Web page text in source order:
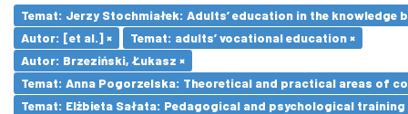
Temat: Jerzy Stochmiałek: Adults’ education in the knowledge
Autor: [et al.] ×
Temat: adults’ vocational education ×
Autor: Brzeziński, Łukasz ×
Temat: Anna Pogorzelska: Theoretical and practical areas of
Temat: Elżbieta Sałata: Pedagogical and psychological